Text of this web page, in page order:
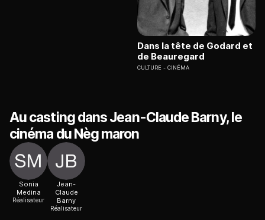
Dans la tête de Godard et
de Beauregard
CULTURE CINÉMA
Au casting dans Jean-Claude Barny, le
cinéma du Nèg maron
Sonia
Medina
Réalisateur
Jean-
Claude
Barny
Réalisateur